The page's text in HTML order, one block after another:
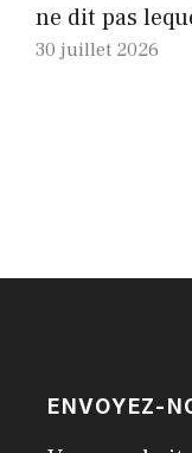
ne dit pas
30 juillet 2026
ENVOYEZ-